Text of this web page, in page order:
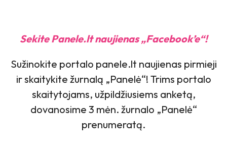
Sekite Panele.lt naujienas „Facebook’e“!
Sužinokite portalo panele.lt naujienas pirmieji
ir skaitykite žurnalą „Panelė“! Trims portalo
skaitytojams, užpildžiusiems anketą,
dovanosime 3 mėn. žurnalo „Panelė“
prenumeratą.